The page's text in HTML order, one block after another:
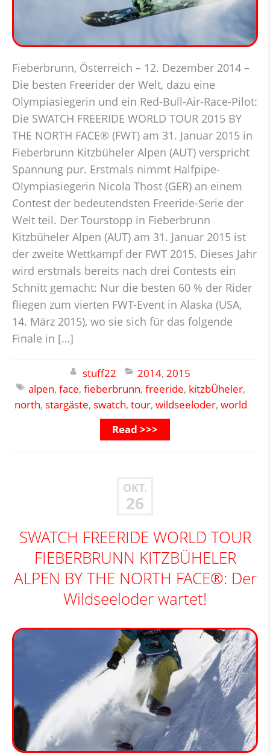
Fieberbrunn, Österreich – 12. Dezember 2014 –
Die besten Freerider der Welt, dazu eine
Olympiasiegerin und ein Red-Bull-Air-Race-Pilot:
Die SWATCH FREERIDE WORLD TOUR 2015 BY
THE NORTH FACE® (FWT) am 31. Januar 2015 in
Fieberbrunn Kitzbüheler Alpen (AUT) verspricht
Spannung pur. Erstmals nimmt Halfpipe-
Olympiasiegerin Nicola Thost (GER) an einem
Contest der bedeutendsten Freeride-Serie der
Welt teil. Der Tourstopp in Fieberbrunn
Kitzbüheler Alpen (AUT) am 31. Januar 2015 ist
der zweite Wettkampf der FWT 2015. Dieses Jahr
wird erstmals bereits nach drei Contests ein
Schnitt gemacht: Nur die besten 60 % der Rider
fliegen zum vierten FWT-Event in Alaska (USA,
14. März 2015), wo sie sich für das folgende
Finale in […]
stuff22 2014, 2015
alpen, face, fieberbrunn, freeride, kitzbÜheler,
north, stargäste, swatch, tour, wildseeloder, world
Read >>>
OKT.
26
SWATCH FREERIDE WORLD TOUR
FIEBERBRUNN KITZBÜHELER
ALPEN BY THE NORTH FACE®: Der
Wildseeloder wartet!